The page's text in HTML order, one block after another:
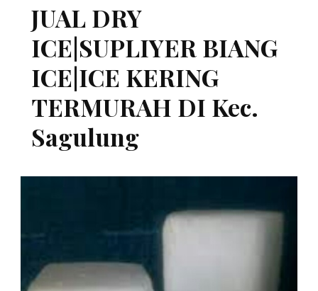
JUAL DRY
ICE|SUPLIYER BIANG
ICE|ICE KERING
TERMURAH DI Kec.
Sagulung